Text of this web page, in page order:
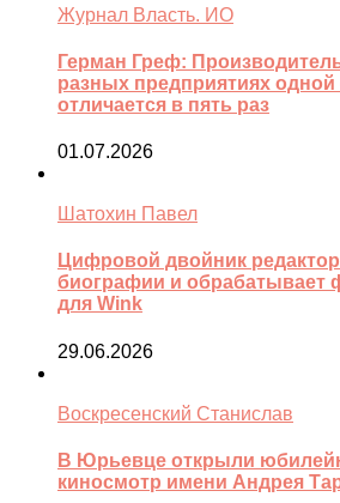
Журнал Власть. ИО
Герман Греф:
разных предприятиях одной
отличается в пять раз
01.07.2026
Шатохин Павел
Цифровой двойник
биографии и обрабатывает
для Wink
29.06.2026
Воскресенский Станислав
В Юрьевце открыли
киносмотр имени Андрея